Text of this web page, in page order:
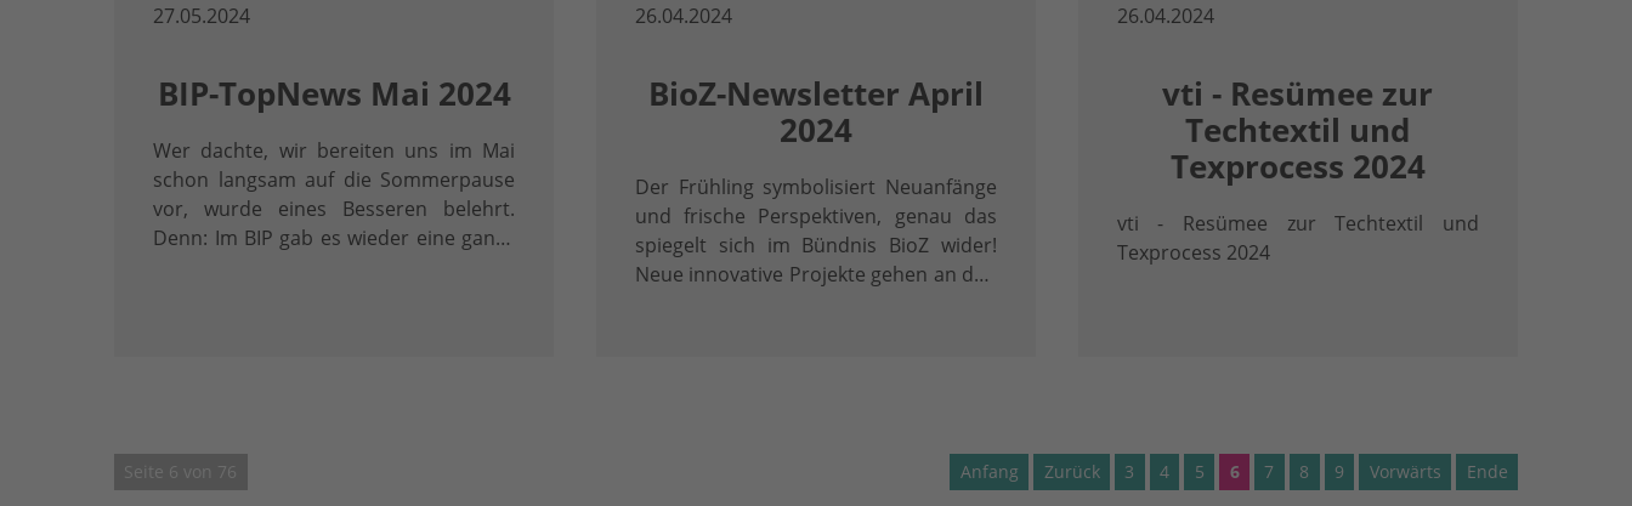
27.05.2024
BIP-TopNews Mai 2024
Wer dachte, wir bereiten uns im Mai
schon langsam auf die Sommerpause
vor, wurde eines Besseren belehrt.
Denn: Im BIP gab es wieder eine ganze
26.04.2024
BioZ-Newsletter April
2024
Der Frühling symbolisiert Neuanfänge
und frische Perspektiven, genau das
spiegelt sich im Bündnis BioZ wider!
Neue innovative Projekte gehen an den
26.04.2024
vti - Resümee zur
Techtextil und
Texprocess 2024
vti - Resümee zur Techtextil und
Texprocess 2024
Seite 6 von 76 Anfang Zurück 3 4 5 6 7 8 9 Vorwärts Ende